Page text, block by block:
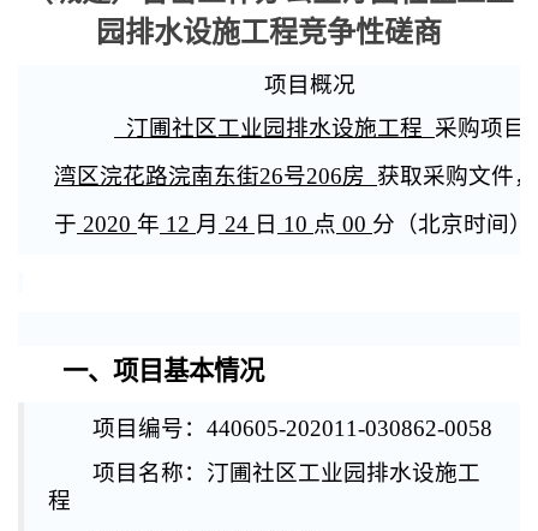
园排水设施工程竞争性磋商
项目概况
汀圃社区工业园排水设施工程 采购项目
湾区浣花路浣南东街26号206房 获取采购文件
于 2020 年 12 月 24 日 10 点 00 分（北京时间
一、项目基本情况
项目编号：440605-202011-030862-0058
项目名称：汀圃社区工业园排水设施工
程